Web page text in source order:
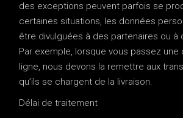
des exceptions peuvent parfois se
certaines situations, les données
être divulguées à des partenaires ou à
Par exemple, lorsque vous passez une
ligne, nous devons la remettre aux
qu’ils se chargent de la livraison.
Délai de traitement